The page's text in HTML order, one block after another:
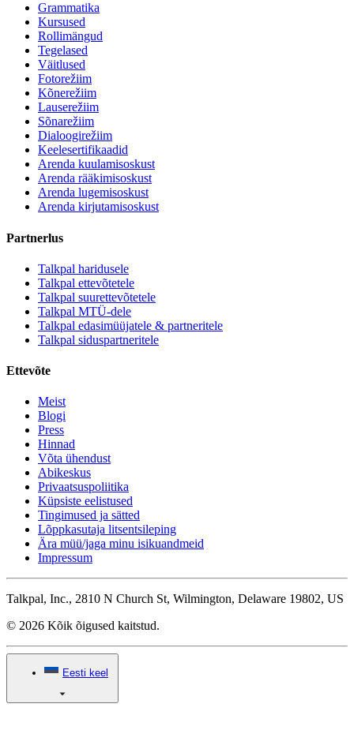
Grammatika
Kursused
Rollimängud
Tegelased
Väitlused
Fotorežiim
Kõnerežiim
Lauserežiim
Sõnarežiim
Dialoogirežiim
Keelesertifikaadid
Arenda kuulamisoskust
Arenda rääkimisoskust
Arenda lugemisoskust
Arenda kirjutamisoskust
Partnerlus
Talkpal haridusele
Talkpal ettevõtetele
Talkpal suurettevõtetele
Talkpal MTÜ-dele
Talkpal edasimüüjatele & partneritele
Talkpal siduspartneritele
Ettevõte
Meist
Blogi
Press
Hinnad
Võta ühendust
Abikeskus
Privaatsuspoliitika
Küpsiste eelistused
Tingimused ja sätted
Lõppkasutaja litsentsileping
Ära müü/jaga minu isikuandmeid
Impressum
Talkpal, Inc., 2810 N Church St, Wilmington, Delaware 19802, US
© 2026 Kõik õigused kaitstud.
Eesti keel